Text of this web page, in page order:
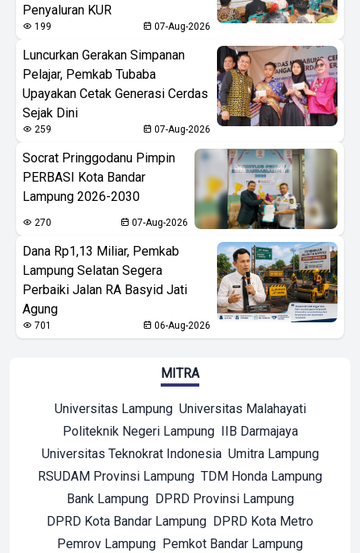
Penyaluran KUR
199 07-Aug-2026
Luncurkan Gerakan Simpanan
Pelajar, Pemkab Tubaba
Upayakan Cetak Generasi Cerdas
Sejak Dini
259 07-Aug-2026
Socrat Pringgodanu Pimpin
PERBASI Kota Bandar
Lampung 2026-2030
270 07-Aug-2026
Dana Rp1,13 Miliar, Pemkab
Lampung Selatan Segera
Perbaiki Jalan RA Basyid Jati
Agung
701 06-Aug-2026
MITRA
Universitas Lampung Universitas Malahayati
Politeknik Negeri Lampung IIB Darmajaya
Universitas Teknokrat Indonesia Umitra Lampung
RSUDAM Provinsi Lampung TDM Honda Lampung
Bank Lampung DPRD Provinsi Lampung
DPRD Kota Bandar Lampung DPRD Kota Metro
Pemrov Lampung Pemkot Bandar Lampung